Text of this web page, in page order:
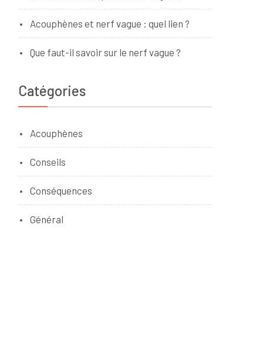
Acouphènes et nerf vague : quel lien ?
Que faut-il savoir sur le nerf vague ?
Catégories
Acouphènes
Conseils
Conséquences
Général